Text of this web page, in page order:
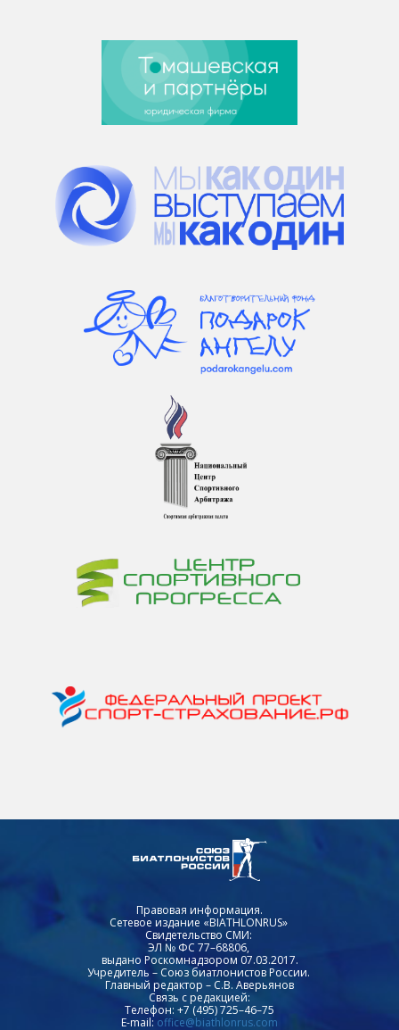
Правовая информация.
Сетевое издание «BIATHLONRUS»
Свидетельство СМИ:
ЭЛ № ФС 77–68806,
выдано Роскомнадзором 07.03.2017.
Учредитель – Союз биатлонистов России.
Главный редактор – С.В. Аверьянов
Связь с редакцией:
Телефон: +7 (495) 725–46–75
E-mail: office@biathlonrus.com